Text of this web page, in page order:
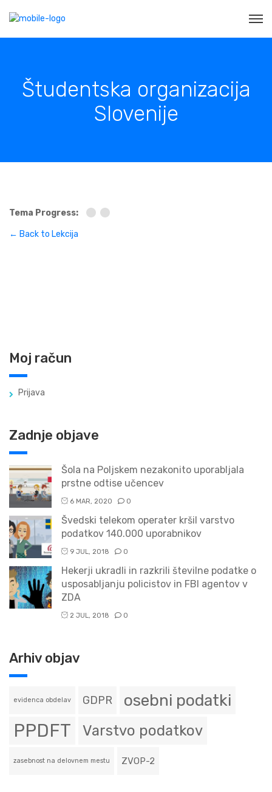
Študentska organizacija
Slovenije
Tema Progress:
← Back to Lekcija
Moj račun
Prijava
Zadnje objave
Šola na Poljskem nezakonito uporabljala
prstne odtise učencev
6 MAR, 2020 0
Švedski telekom operater kršil varstvo
podatkov 140.000 uporabnikov
9 JUL, 2018 0
Hekerji ukradli in razkrili številne podatke o
usposabljanju policistov in FBI agentov v
ZDA
2 JUL, 2018 0
Arhiv objav
evidenca obdelav GDPR osebni podatki
PPDFT Varstvo podatkov
zasebnost na delovnem mestu ZVOP-2